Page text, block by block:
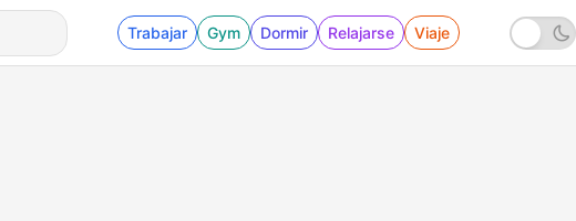
Trabajar Gym Dormir Relajarse Viaje